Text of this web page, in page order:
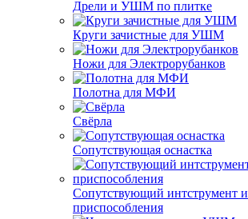
Дрели и УШМ по плитке
Круги зачистные для УШМ
Ножи для Электрорубанков
Полотна для МФИ
Свёрла
Сопутствующая оснастка
Сопутствующий интструмент и
приспособления